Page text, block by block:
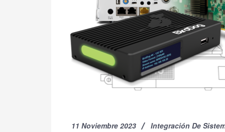
11 Noviembre 2023 Integración De